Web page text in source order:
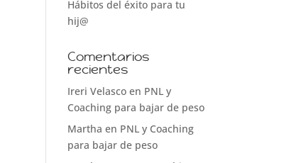
Hábitos del éxito para tu
hij@
Comentarios
recientes
Ireri Velasco en PNL y
Coaching para bajar de peso
Martha en PNL y Coaching
para bajar de peso